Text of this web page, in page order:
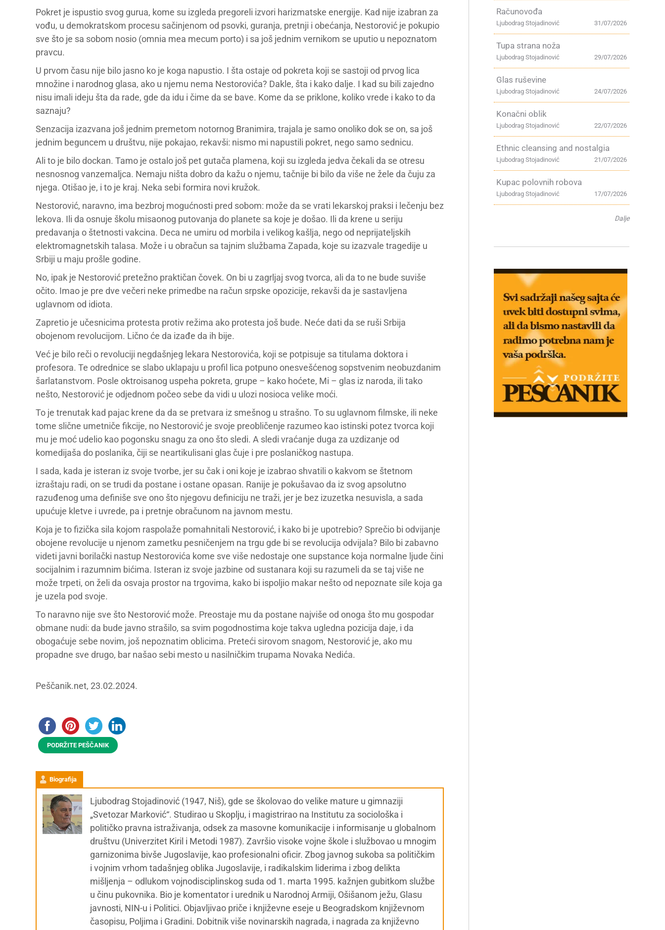
Pokret je ispustio svog gurua, kome su izgleda pregoreli izvori harizmatske energije. Kad nije izabran za
vođu, u demokratskom procesu sačinjenom od psovki, guranja, pretnji i obećanja, Nestorović je pokupio
sve što je sa sobom nosio (omnia mea mecum porto) i sa još jednim vernikom se uputio u nepoznatom
pravcu.
U prvom času nije bilo jasno ko je koga napustio. I šta ostaje od pokreta koji se sastoji od prvog lica
množine i narodnog glasa, ako u njemu nema Nestorovića? Dakle, šta i kako dalje. I kad su bili zajedno
nisu imali ideju šta da rade, gde da idu i čime da se bave. Kome da se priklone, koliko vrede i kako to da
saznaju?
Senzacija izazvana još jednim premetom notornog Branimira, trajala je samo onoliko dok se on, sa još
jednim beguncem u društvu, nije pokajao, rekavši: nismo mi napustili pokret, nego samo sednicu.
Ali to je bilo dockan. Tamo je ostalo još pet gutača plamena, koji su izgleda jedva čekali da se otresu
nesnosnog vanzemaljca. Nemaju ništa dobro da kažu o njemu, tačnije bi bilo da više ne žele da čuju za
njega. Otišao je, i to je kraj. Neka sebi formira novi kružok.
Nestorović, naravno, ima bezbroj mogućnosti pred sobom: može da se vrati lekarskoj praksi i lečenju bez
lekova. Ili da osnuje školu misaonog putovanja do planete sa koje je došao. Ili da krene u seriju
predavanja o štetnosti vakcina. Deca ne umiru od morbila i velikog kašlja, nego od neprijateljskih
elektromagnetskih talasa. Može i u obračun sa tajnim službama Zapada, koje su izazvale tragedije u
Srbiji u maju prošle godine.
No, ipak je Nestorović pretežno praktičan čovek. On bi u zagrljaj svog tvorca, ali da to ne bude suviše
očito. Imao je pre dve večeri neke primedbe na račun srpske opozicije, rekavši da je sastavljena
uglavnom od idiota.
Zapretio je učesnicima protesta protiv režima ako protesta još bude. Neće dati da se ruši Srbija
obojenom revolucijom. Lično će da izađe da ih bije.
Već je bilo reči o revoluciji negdašnjeg lekara Nestorovića, koji se potpisuje sa titulama doktora i
profesora. Te odrednice se slabo uklapaju u profil lica potpuno onesvešćenog sopstvenim neobuzdanim
šarlatanstvom. Posle oktroisanog uspeha pokreta, grupe – kako hoćete, Mi – glas iz naroda, ili tako
nešto, Nestorović je odjednom počeo sebe da vidi u ulozi nosioca velike moći.
To je trenutak kad pajac krene da da se pretvara iz smešnog u strašno. To su uglavnom filmske, ili neke
tome slične umetniče fikcije, no Nestorović je svoje preobličenje razumeo kao istinski potez tvorca koji
mu je moć udelio kao pogonsku snagu za ono što sledi. A sledi vraćanje duga za uzdizanje od
komedijaša do poslanika, čiji se neartikulisani glas čuje i pre poslaničkog nastupa.
I sada, kada je isteran iz svoje tvorbe, jer su čak i oni koje je izabrao shvatili o kakvom se štetnom
izraštaju radi, on se trudi da postane i ostane opasan. Ranije je pokušavao da iz svog apsolutno
razuđenog uma definiše sve ono što njegovu definiciju ne traži, jer je bez izuzetka nesuvisla, a sada
upućuje kletve i uvrede, pa i pretnje obračunom na javnom mestu.
Koja je to fizička sila kojom raspolaže pomahnitali Nestorović, i kako bi je upotrebio? Sprečio bi odvijanje
obojene revolucije u njenom zametku pesničenjem na trgu gde bi se revolucija odvijala? Bilo bi zabavno
videti javni borilački nastup Nestorovića kome sve više nedostaje one supstance koja normalne ljude čini
socijalnim i razumnim bićima. Isteran iz svoje jazbine od sustanara koji su razumeli da se taj više ne
može trpeti, on želi da osvaja prostor na trgovima, kako bi ispoljio makar nešto od nepoznate sile koja ga
je uzela pod svoje.
To naravno nije sve što Nestorović može. Preostaje mu da postane najviše od onoga što mu gospodar
obmane nudi: da bude javno strašilo, sa svim pogodnostima koje takva ugledna pozicija daje, i da
obogaćuje sebe novim, još nepoznatim oblicima. Preteći sirovom snagom, Nestorović je, ako mu
propadne sve drugo, bar našao sebi mesto u nasilničkim trupama Novaka Nedića.
Peščanik.net, 23.02.2024.
PODRŽITE PEŠČANIK
Biografija
Ljubodrag Stojadinović (1947, Niš), gde se školovao do velike mature u gimnaziji
„Svetozar Marković“. Studirao u Skoplju, i magistrirao na Institutu za sociološka i
političko pravna istraživanja, odsek za masovne komunikacije i informisanje u globalnom
društvu (Univerzitet Kiril i Metodi 1987). Završio visoke vojne škole i službovao u mnogim
garnizonima bivše Jugoslavije, kao profesionalni oficir. Zbog javnog sukoba sa političkim
i vojnim vrhom tadašnjeg oblika Jugoslavije, i radikalskim liderima i zbog delikta
mišljenja – odlukom vojnodisciplinskog suda od 1. marta 1995. kažnjen gubitkom službe
u činu pukovnika. Bio je komentator i urednik u Narodnoj Armiji, Ošišanom ježu, Glasu
javnosti, NIN-u i Politici. Objavljivao priče i književne eseje u Beogradskom književnom
časopisu, Poljima i Gradini. Dobitnik više novinarskih nagrada, i nagrada za književno
Računovođa
31/07/2026
Ljubodrag Stojadinović
Tupa strana noža
29/07/2026
Ljubodrag Stojadinović
Glas ruševine
24/07/2026
Ljubodrag Stojadinović
Konačni oblik
22/07/2026
Ljubodrag Stojadinović
Ethnic cleansing and nostalgia
21/07/2026
Ljubodrag Stojadinović
Kupac polovnih robova
17/07/2026
Ljubodrag Stojadinović
Dalje